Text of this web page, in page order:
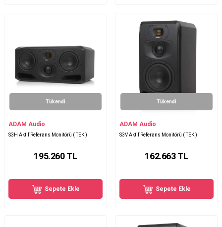
Tükendi
ADAM Audio
S3H Aktif Referans Monitörü ( TEK )
195.260TL
Sepete Ekle
Tükendi
ADAM Audio
S3V Aktif Referans Monitörü ( TEK )
162.663TL
Sepete Ekle